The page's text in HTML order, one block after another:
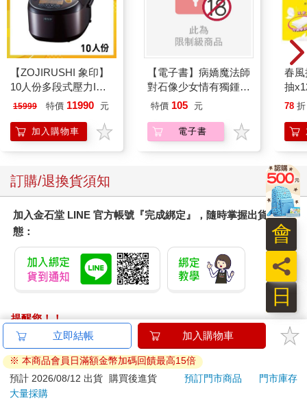
【ZOJIRUSHI 象印】
10人份多段式壓力IH
微電腦電子鍋(NP-
15999 特價 11990 元
加入購物車
【電子書】病嬌魔法師
對石像少女情有獨鍾
——魔女融化在愛徒的
特價 105 元
電子書
春風
抽
78 折
訂購/退換貨須知
加入金石堂 LINE 官方帳號『完成綁定』，隨時掌握出貨動
態：
提醒您！！
金石堂及銀行均不會請您操作ATM! 如接獲電話要求您前往
ATM提款機，請不要聽從指示，以免受騙上當！
退換貨須知：
**提醒您，鑑賞期不等於試用期，退回商品須為全新狀態**
立即結帳 加入購物車
※ 本商品會員日滿額金幣加碼回饋最高15倍
預計 2026/08/12 出貨
購買後進貨 預訂門市商品
門市庫存
大量採購
日
員
會